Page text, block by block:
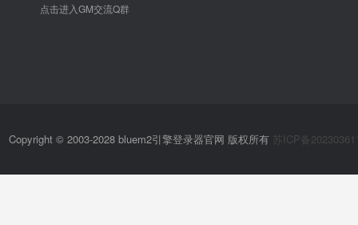
点击进入GM交流Q群
Copyright © 2003-2028 bluem2引擎登录器官网 版权所有 苏ICP备